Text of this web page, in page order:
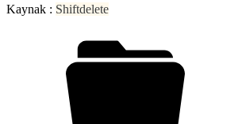
Kaynak : Shiftdelete